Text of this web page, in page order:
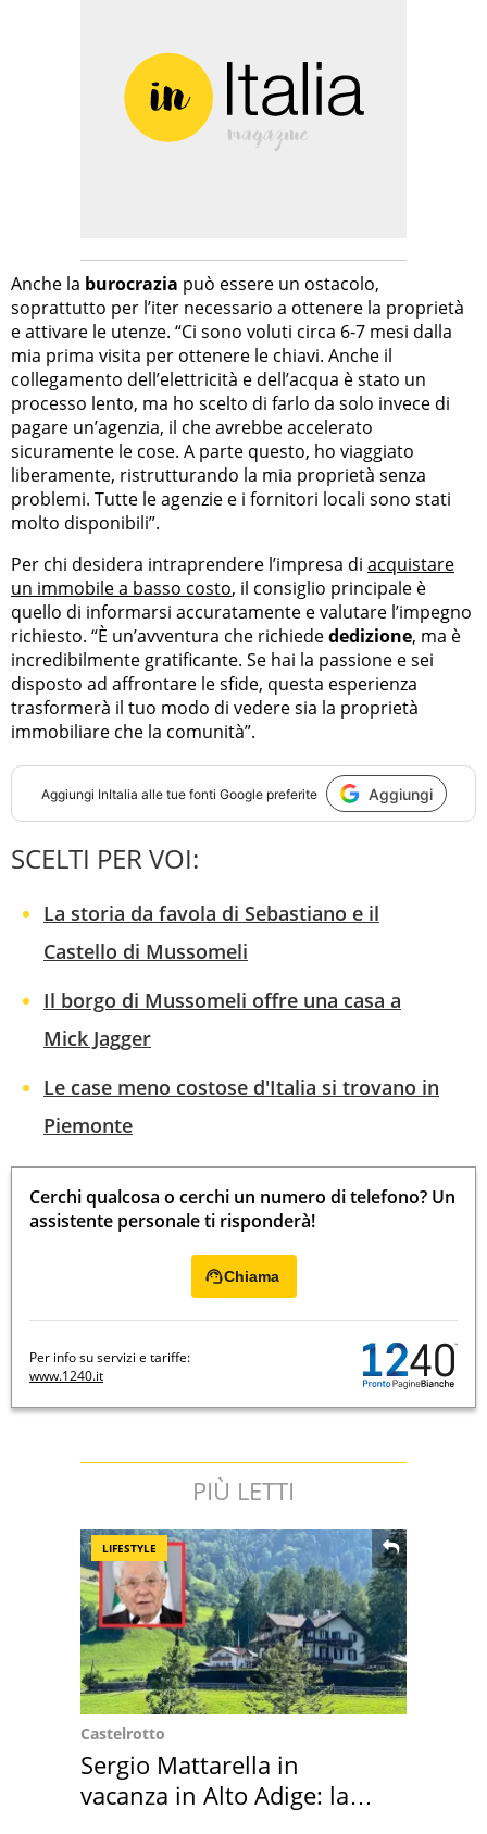
Anche la burocrazia può essere un ostacolo,
soprattutto per l’iter necessario a ottenere la proprietà
e attivare le utenze. “Ci sono voluti circa 6-7 mesi dalla
mia prima visita per ottenere le chiavi. Anche il
collegamento dell’elettricità e dell’acqua è stato un
processo lento, ma ho scelto di farlo da solo invece di
pagare un’agenzia, il che avrebbe accelerato
sicuramente le cose. A parte questo, ho viaggiato
liberamente, ristrutturando la mia proprietà senza
problemi. Tutte le agenzie e i fornitori locali sono stati
molto disponibili”.
Per chi desidera intraprendere l’impresa di acquistare
un immobile a basso costo, il consiglio principale è
quello di informarsi accuratamente e valutare l’impegno
richiesto. “È un’avventura che richiedededizione, ma è
incredibilmente gratificante. Se hai la passione e sei
disposto ad affrontare le sfide, questa esperienza
trasformerà il tuo modo di vedere sia la proprietà
immobiliare che la comunità”.
Aggiungi InItalia alle tue fonti Google preferite Aggiungi
SCELTI PER VOI:
La storia da favola di Sebastiano e il
Castello di Mussomeli
Il borgo di Mussomeli offre una casa a
Mick Jagger
Le case meno costose d'Italia si trovano in
Piemonte
Cerchi qualcosa o cerchi un numero di telefono? Un
assistente personale ti risponderà!
Chiama
Per info su servizi e tariffe:
www.1240.it
PIÙ LETTI
LIFESTYLE
Castelrotto
Sergio Mattarella in
vacanza in Alto Adige: la